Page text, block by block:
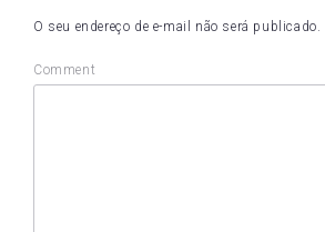
O seu endereço de e-mail não será publicado.
Comment